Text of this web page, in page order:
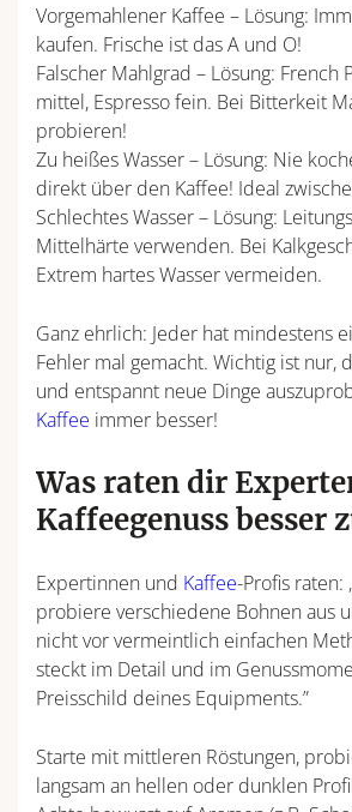
Vorgemahlener Kaffee – Lösung:
kaufen. Frische ist das A und O!
Falscher Mahlgrad – Lösung: French
mittel, Espresso fein. Bei Bitterkeit
probieren!
Zu heißes Wasser – Lösung: Nie
direkt über den Kaffee! Ideal
Schlechtes Wasser – Lösung:
Mittelhärte verwenden. Bei
Extrem hartes Wasser vermeiden.
Ganz ehrlich: Jeder hat mindestens
Fehler mal gemacht. Wichtig ist nur,
und entspannt neue Dinge
Kaffee immer besser!
Was raten dir
Kaffeegenuss besser
Expertinnen und Kaffee-Profis raten:
probiere verschiedene Bohnen aus
nicht vor vermeintlich einfachen
steckt im Detail und im
Preisschild deines Equipments.”
Starte mit mittleren Röstungen,
langsam an hellen oder dunklen